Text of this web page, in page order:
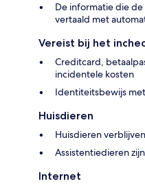
De informatie die
vertaald met
Vereist bij het
Creditcard,
incidentele kosten
Identiteitsbewijs
Huisdieren
Huisdieren
Assistentiedieren
Internet